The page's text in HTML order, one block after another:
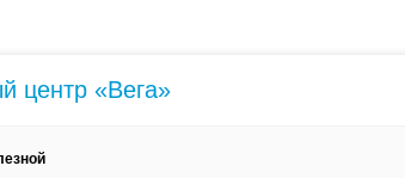
центр «Вега»